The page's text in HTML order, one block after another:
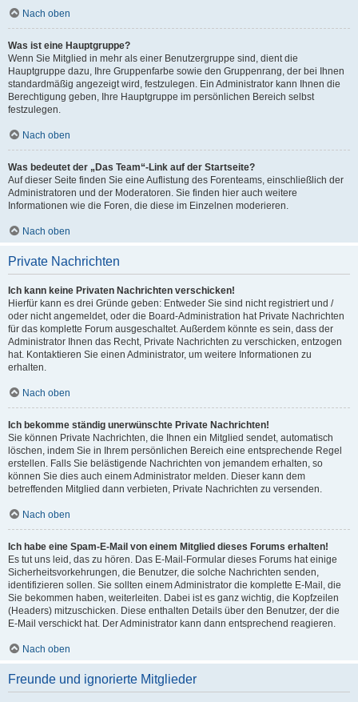
Nach oben
Was ist eine Hauptgruppe?
Wenn Sie Mitglied in mehr als einer Benutzergruppe sind, dient die
Hauptgruppe dazu, Ihre Gruppenfarbe sowie den Gruppenrang, der bei Ihnen
standardmäßig angezeigt wird, festzulegen. Ein Administrator kann Ihnen die
Berechtigung geben, Ihre Hauptgruppe im persönlichen Bereich selbst
festzulegen.
Nach oben
Was bedeutet der „Das Team“-Link auf der Startseite?
Auf dieser Seite finden Sie eine Auflistung des Forenteams, einschließlich der
Administratoren und der Moderatoren. Sie finden hier auch weitere
Informationen wie die Foren, die diese im Einzelnen moderieren.
Nach oben
Private Nachrichten
Ich kann keine Privaten Nachrichten verschicken!
Hierfür kann es drei Gründe geben: Entweder Sie sind nicht registriert und /
oder nicht angemeldet, oder die Board-Administration hat Private Nachrichten
für das komplette Forum ausgeschaltet. Außerdem könnte es sein, dass der
Administrator Ihnen das Recht, Private Nachrichten zu verschicken, entzogen
hat. Kontaktieren Sie einen Administrator, um weitere Informationen zu
erhalten.
Nach oben
Ich bekomme ständig unerwünschte Private Nachrichten!
Sie können Private Nachrichten, die Ihnen ein Mitglied sendet, automatisch
löschen, indem Sie in Ihrem persönlichen Bereich eine entsprechende Regel
erstellen. Falls Sie belästigende Nachrichten von jemandem erhalten, so
können Sie dies auch einem Administrator melden. Dieser kann dem
betreffenden Mitglied dann verbieten, Private Nachrichten zu versenden.
Nach oben
Ich habe eine Spam-E-Mail von einem Mitglied dieses Forums erhalten!
Es tut uns leid, das zu hören. Das E-Mail-Formular dieses Forums hat einige
Sicherheitsvorkehrungen, die Benutzer, die solche Nachrichten senden,
identifizieren sollen. Sie sollten einem Administrator die komplette E-Mail, die
Sie bekommen haben, weiterleiten. Dabei ist es ganz wichtig, die Kopfzeilen
(Headers) mitzuschicken. Diese enthalten Details über den Benutzer, der die
E-Mail verschickt hat. Der Administrator kann dann entsprechend reagieren.
Nach oben
Freunde und ignorierte Mitglieder